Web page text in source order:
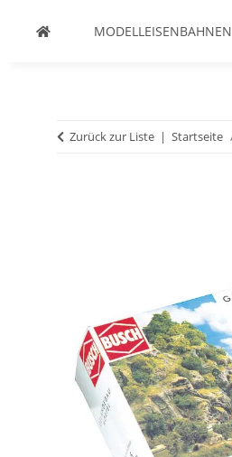
MODELLEISENBAHNEN
Zurück zur Liste Startseite